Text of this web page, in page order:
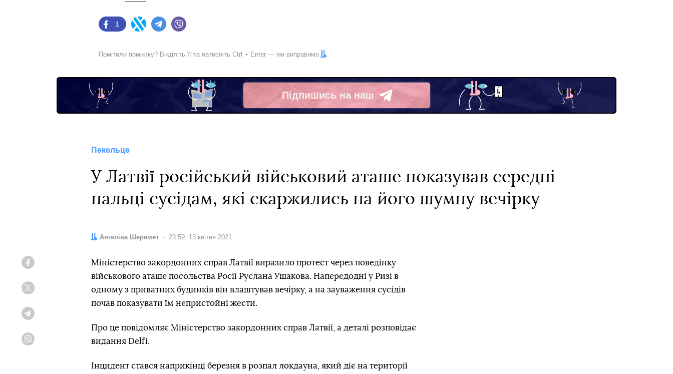
Facebook
1
Twitter Telegram
Помітили помилку? Виділіть її та натисніть Ctrl + Enter — ми виправимо
Підпишись на наш
Telegram
Пекельце
У Латвії російський військовий аташе показував середні
пальці сусідам, які скаржились на його шумну вечірку
Автор:
Ангеліна Шеремет Дата:
23:59, 13 квітня 2021
Міністерство закордонних справ Латвії виразило протест через поведінку
військового аташе посольства Росії Руслана Ушакова. Напередодні у Ризі в
одному з приватних будинків він влаштував вечірку, а на зауваження сусідів
почав показувати їм непристойні жести.
Про це повідомляє Міністерство закордонних справ Латвії, а деталі розповідає
видання Delfi.
Інцидент стався наприкінці березня в розпал локдауна, який діє на території